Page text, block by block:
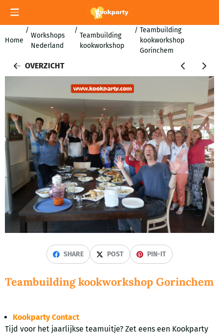
Cookievoorkeuren zijn momenteel gesloten.
Home
/
Workshops
Nederland
/
Teambuilding
kookworkshop
/ Teambuilding
kookworkshop
Gorinchem
OVERZICHT
SHARE POST PIN-IT
Teambuilding kookworkshop Gorinchem
Kookparty Contact
Tijd voor het jaarlijkse teamuitje? Zet eens een Kookparty